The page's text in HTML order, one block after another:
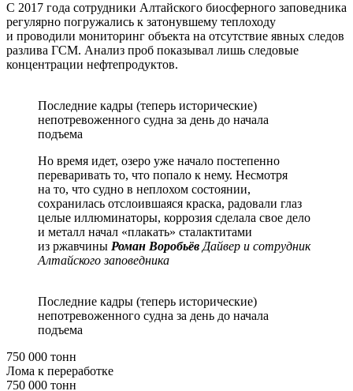
С 2017 года сотрудники Алтайского биосферного заповедника
регулярно погружались к затонувшему теплоходу
и проводили мониторинг объекта на отсутствие явных следов
разлива ГСМ. Анализ проб показывал лишь следовые
концентрации нефтепродуктов.
Последние кадры (теперь исторические)
непотревоженного судна за день до начала
подъема
Но время идет, озеро уже начало постепенно
переваривать то, что попало к нему. Несмотря
на то, что судно в неплохом состоянии,
сохранилась отслоившаяся краска, радовали глаз
целые иллюминаторы, коррозия сделала свое дело
и металл начал «плакать» сталактитами
из ржавчины Роман Воробьёв Дайвер и сотрудник
Алтайского заповедника
Последние кадры (теперь исторические)
непотревоженного судна за день до начала
подъема
750 000 тонн
Лома к переработке
750 000 тонн